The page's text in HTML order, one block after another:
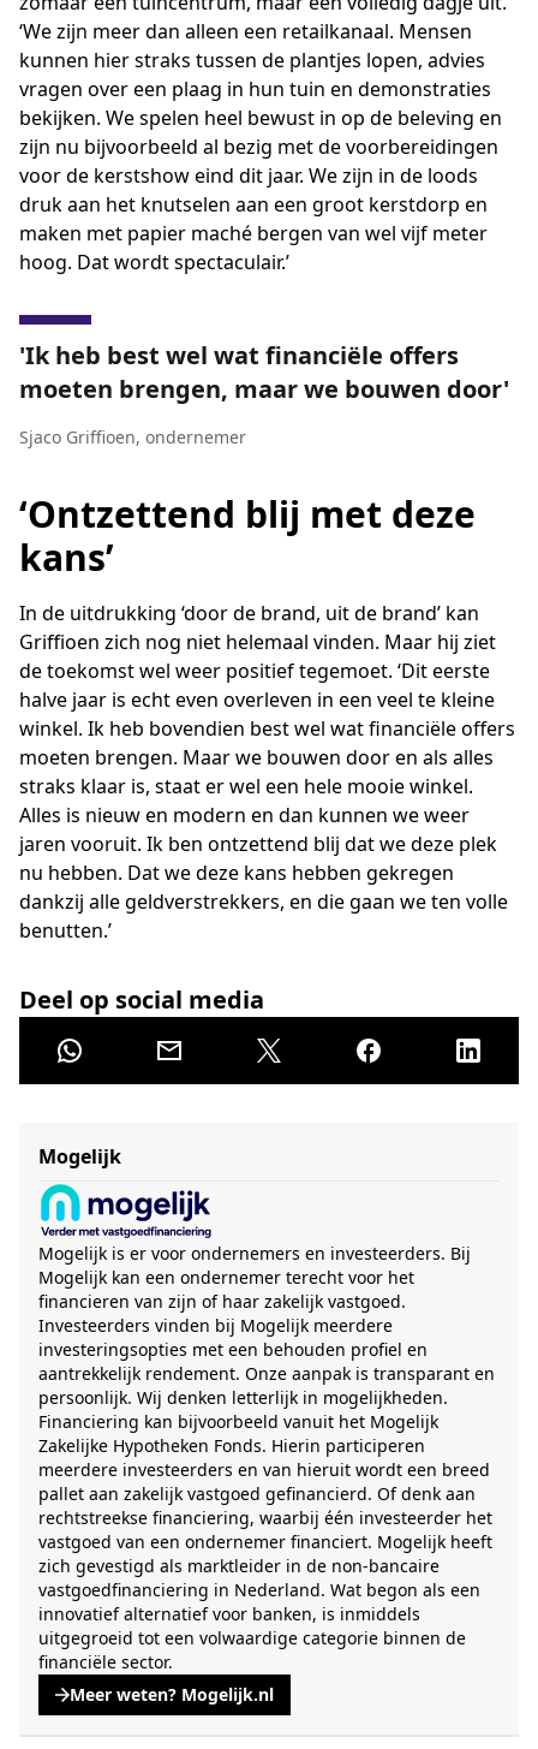
‘We zijn meer dan alleen een retailkanaal. Mensen
kunnen hier straks tussen de plantjes lopen, advies
vragen over een plaag in hun tuin en demonstraties
bekijken. We spelen heel bewust in op de beleving en
zijn nu bijvoorbeeld al bezig met de voorbereidingen
voor de kerstshow eind dit jaar. We zijn in de loods
druk aan het knutselen aan een groot kerstdorp en
maken met papier maché bergen van wel vijf meter
hoog. Dat wordt spectaculair.’
Ik heb best wel wat financiële offers
moeten brengen, maar we bouwen door
Sjaco Griffioen, ondernemer
‘Ontzettend blij met deze
kans’
In de uitdrukking ‘door de brand, uit de brand’ kan
Griffioen zich nog niet helemaal vinden. Maar hij ziet
de toekomst wel weer positief tegemoet. ‘Dit eerste
halve jaar is echt even overleven in een veel te kleine
winkel. Ik heb bovendien best wel wat financiële offers
moeten brengen. Maar we bouwen door en als alles
straks klaar is, staat er wel een hele mooie winkel.
Alles is nieuw en modern en dan kunnen we weer
jaren vooruit. Ik ben ontzettend blij dat we deze plek
nu hebben. Dat we deze kans hebben gekregen
dankzij alle geldverstrekkers, en die gaan we ten volle
benutten.’
Deel op social media
Mogelijk
Mogelijk is er voor ondernemers en investeerders. Bij
Mogelijk kan een ondernemer terecht voor het
financieren van zijn of haar zakelijk vastgoed.
Investeerders vinden bij Mogelijk meerdere
investeringsopties met een behouden profiel en
aantrekkelijk rendement. Onze aanpak is transparant en
persoonlijk. Wij denken letterlijk in mogelijkheden.
Financiering kan bijvoorbeeld vanuit het Mogelijk
Zakelijke Hypotheken Fonds. Hierin participeren
meerdere investeerders en van hieruit wordt een breed
pallet aan zakelijk vastgoed gefinancierd. Of denk aan
rechtstreekse financiering, waarbij één investeerder het
vastgoed van een ondernemer financiert. Mogelijk heeft
zich gevestigd als marktleider in de non-bancaire
vastgoedfinanciering in Nederland. Wat begon als een
innovatief alternatief voor banken, is inmiddels
uitgegroeid tot een volwaardige categorie binnen de
financiële sector.
Meer weten? Mogelijk.nl
, opent een nieuwe tabblad